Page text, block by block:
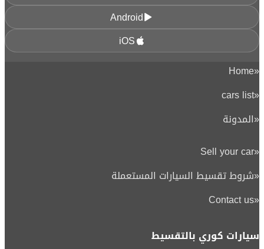
Android
iOS
«
Home
«
cars list
«المدونة
«
Sell your car
«شروط تقسيط السيارات المستعملة
«
Contact us
سيارات كوري بالتقسيط